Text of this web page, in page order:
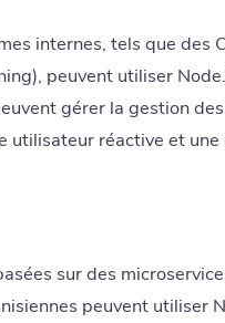
internes, tels que des
peuvent utiliser
gérer la gestion
utilisateur réactive et
sur des
peuvent utiliser